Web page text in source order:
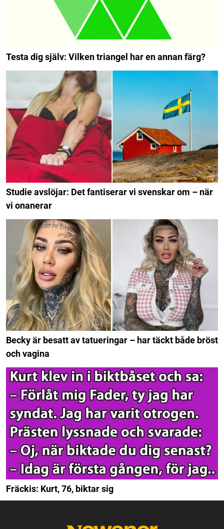
Testa dig själv: Vilken triangel har en annan färg?
Studie avslöjar: Det fantiserar vi svenskar om – när
vi onanerar
Becky är besatt av tatueringar – har täckt både bröst
och vagina
Fräckis: Kurt, 76, biktar sig